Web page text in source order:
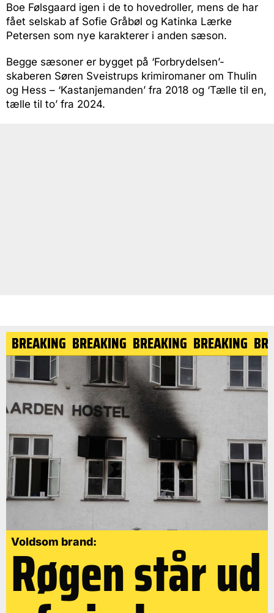
Boe Følsgaard igen i de to hovedroller, mens de har
fået selskab af Sofie Gråbøl og Katinka Lærke
Petersen som nye karakterer i anden sæson.
Begge sæsoner er bygget på ‘Forbrydelsen’-
skaberen Søren Sveistrups krimiromaner om Thulin
og Hess – ‘Kastanjemanden’ fra 2018 og ‘Tælle til en,
tælle til to’ fra 2024.
BREAKING BREAKING BREAKING BREAKING
Voldsom brand:
Røgen står ud